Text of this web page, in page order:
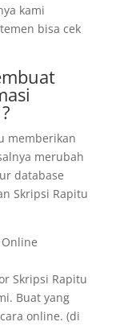
kami
bisa cek
memberikan
merubah
database
Skripsi Rapitu
Skripsi Rapitu
Buat yang
online. (di